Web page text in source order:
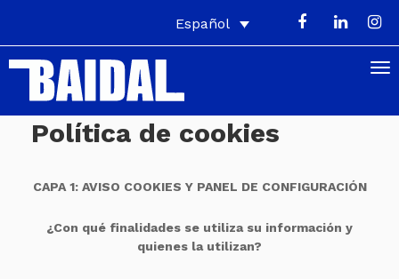
Español
Política de cookies
CAPA 1: AVISO COOKIES Y PANEL DE CONFIGURACIÓN
¿Con qué finalidades se utiliza su información y
quienes la utilizan?